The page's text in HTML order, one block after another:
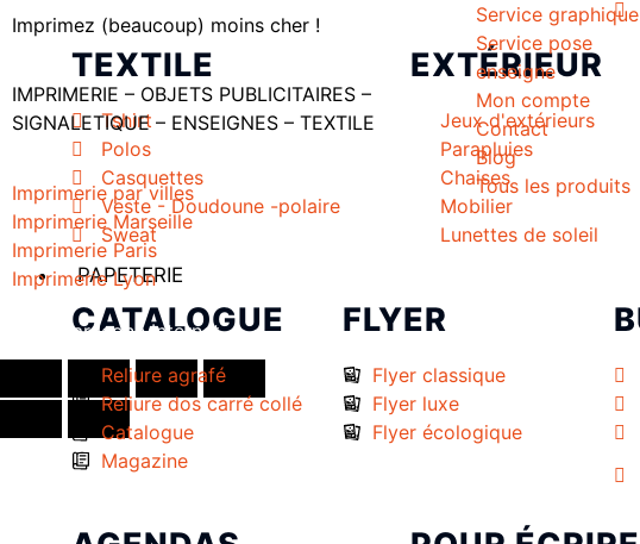
TEXTILE
Tshirt
Polos
Casquettes
Veste - Doudoune -polaire
Sweat
EXTÉRIEUR
Jeux d'extérieurs
Parapluies
Chaises
Mobilier
Lunettes de soleil
PAPETERIE
CATALOGUE
Reliure agrafé
Reliure dos carré collé
Catalogue
Magazine
FLYER
Flyer classique
Flyer luxe
Flyer écologique
Imprimez (beaucoup) moins cher !
IMPRIMERIE – OBJETS PUBLICITAIRES –
SIGNALETIQUE – ENSEIGNES – TEXTILE
Imprimerie par villes
Imprimerie Marseille
Imprimerie Paris
Imprimerie Lyon
Service graphique
Service pose
enseigne
Mon compte
Contact
Blog
Tous les produits
Créé parIcone Internet